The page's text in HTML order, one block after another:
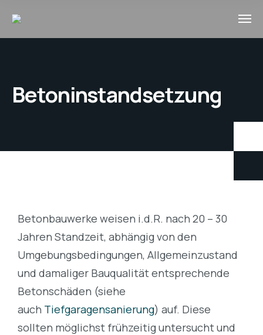
Betoninstandsetzung
Betonbauwerke weisen i.d.R. nach 20 – 30
Jahren Standzeit, abhängig von den
Umgebungsbedingungen, Allgemeinzustand
und damaliger Bauqualität entsprechende
Betonschäden (siehe
auch Tiefgaragensanierung) auf. Diese
sollten möglichst frühzeitig untersucht und